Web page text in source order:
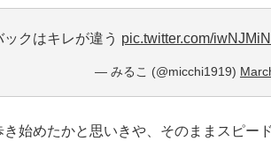
Unmute /
クはキレが違う pic.twitter.com/
— みるこ (@micchi1919)
始めたかと思いきや、そのままスピー